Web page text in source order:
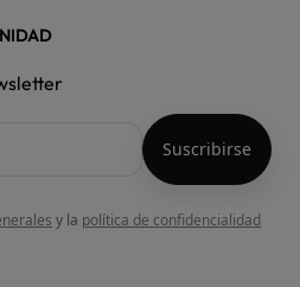
y la política de confidencialidad